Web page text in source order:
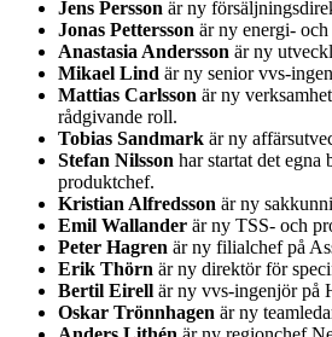
Jens Persson är ny
Jonas Pettersson är ny energi-
Anastasia Andersson är ny
Mikael Lind är ny senior vvs-
Mattias Carlsson är ny
rådgivande roll.
Tobias Sandmark är ny
Stefan Nilsson har startat det
produktchef.
Kristian Alfredsson är ny
Emil Wallander är ny TSS- och
Peter Hagren är ny filialchef på
Erik Thörn är ny direktör för
Bertil Eirell är ny vvs-ingenjör på
Oskar Trönnhagen är ny